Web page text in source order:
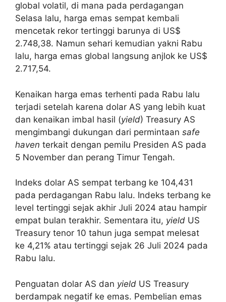
global volatil, di mana pada perdagangan
Selasa lalu, harga emas sempat kembali
mencetak rekor tertinggi barunya di US$
2.748,38. Namun sehari kemudian yakni Rabu
lalu, harga emas global langsung anjlok ke US$
2.717,54.
Kenaikan harga emas terhenti pada Rabu lalu
terjadi setelah karena dolar AS yang lebih kuat
dan kenaikan imbal hasil (yield) Treasury AS
mengimbangi dukungan dari permintaan safe
haven terkait dengan pemilu Presiden AS pada
5 November dan perang Timur Tengah.
Indeks dolar AS sempat terbang ke 104,431
pada perdagangan Rabu lalu. Indeks terbang ke
level tertinggi sejak akhir Juli 2024 atau hampir
empat bulan terakhir. Sementara itu, yield US
Treasury tenor 10 tahun juga sempat melesat
ke 4,21% atau tertinggi sejak 26 Juli 2024 pada
Rabu lalu.
Penguatan dolar AS dan yield US Treasury
berdampak negatif ke emas. Pembelian emas